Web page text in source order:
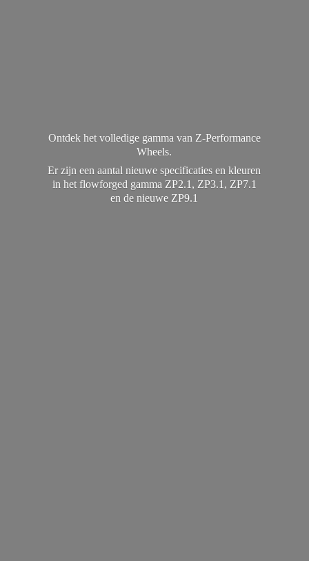
Ontdek het volledige gamma van Z-Performance
Wheels.
Er zijn een aantal nieuwe specificaties en kleuren
in het flowforged gamma ZP2.1, ZP3.1, ZP7.1
en denieuwe ZP9.1